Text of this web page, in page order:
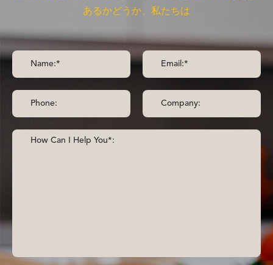
あるかどうか、私たちは